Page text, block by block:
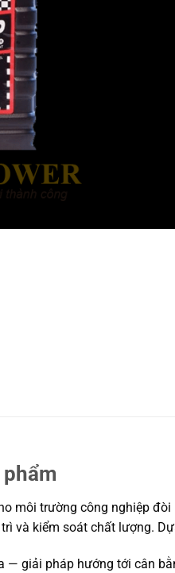
môi trường công nghiệp
và kiểm soát chất lượng.
— giải pháp hướng tới cân